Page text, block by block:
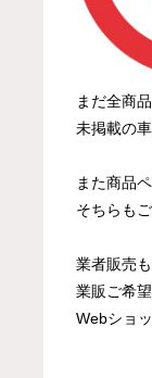
まだ全商
未掲載の
また商品
そちらも
業者販売
業販ご希
Webショ